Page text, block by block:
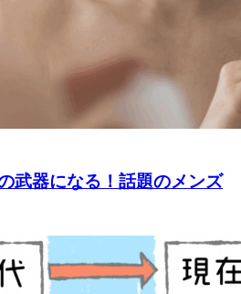
武器になる！話題のメンズ